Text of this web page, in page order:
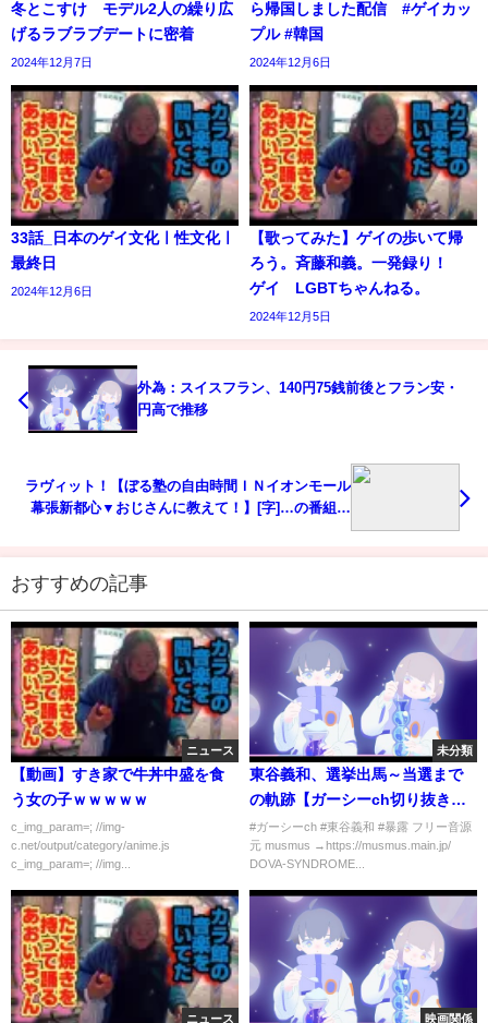
冬とこすけ モデル2人の繰り広
げるラブラブデートに密着
2024年12月7日
ら帰国しました配信 #ゲイカッ
プル #韓国
2024年12月6日
33話_日本のゲイ文化ㅣ性文化ㅣ
最終日
2024年12月6日
【歌ってみた】ゲイの歩いて帰
ろう。斉藤和義。一発録り！
ゲイ LGBTちゃんねる。
2024年12月5日
外為：スイスフラン、140円75銭前後とフラン安・
円高で推移
ラヴィット！【ぼる塾の自由時間ＩＮイオンモール
幕張新都心▼おじさんに教えて！】[字]…の番組内
おすすめの記事
ニュース
【動画】すき家で牛丼中盛を食
う女の子ｗｗｗｗｗ
c_img_param=; //img-
c.net/output/category/anime.js
c_img_param=; //img...
未分類
東谷義和、選挙出馬～当選まで
の軌跡【ガーシーch切り抜き】
【参院選 NHK党 ガーシー 当
選】
#ガーシーch #東谷義和 #暴露 フリー音源
元 musmus →https://musmus.main.jp/
DOVA-SYNDROME...
ニュース 映画関係